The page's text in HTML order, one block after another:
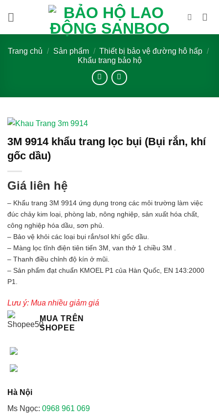
Trang chủ / Sản phẩm / Thiết bị bảo vệ đường hô hấp /
Khẩu trang bảo hộ
3M 9914 khẩu trang lọc bụi (Bụi rắn, khí
gốc dầu)
Giá liên hệ
– Khẩu trang 3M 9914 ứng dụng trong các môi trường làm việc
đúc chảy kim loại, phòng lab, nông nghiệp, sản xuất hóa chất,
công nghiệp hóa dầu, sơn phủ.
– Bảo vệ khỏi các loại bụi rắn/sol khí gốc dầu.
– Màng lọc tĩnh điện tiên tiến 3M, van thở 1 chiều 3M .
– Thanh điều chỉnh độ kín ở mũi.
– Sản phẩm đạt chuẩn KMOEL P1 của Hàn Quốc, EN 143:2000
P1.
Lưu ý: Mua nhiều giảm giá
MUA TRÊN
SHOPEE
Hà Nội
Ms Ngọc: 0968 961 069